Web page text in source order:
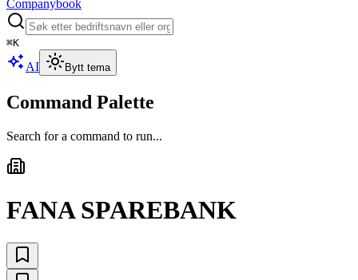
Companybook
⌘K
AI Bytt tema
Command Palette
Search for a command to run...
FANA SPAREBANK